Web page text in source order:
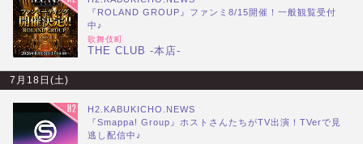
『ROLAND GROUP』ファンミ8/15開催！一般観覧受付
中♪
歌舞伎町
THE CLUB -本店-
7月18日(土)
H2.KABUKICHO.NEWS
『Smappa! Group』ホストさんたちがTV出演！TVerで見
逃し配信中♪